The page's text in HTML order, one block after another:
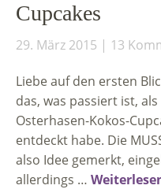
Cupcakes
29. März 2015 13
Liebe auf den ersten
das, was passiert ist,
Osterhasen-Kokos-
entdeckt habe. Die
also Idee gemerkt,
allerdings …